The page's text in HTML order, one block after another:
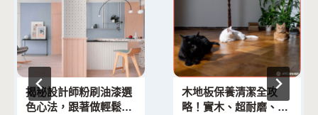
揭秘設計師粉刷油漆選
色心法，跟著做輕鬆找
木地板保養清潔全攻
略！實木、超耐磨、免